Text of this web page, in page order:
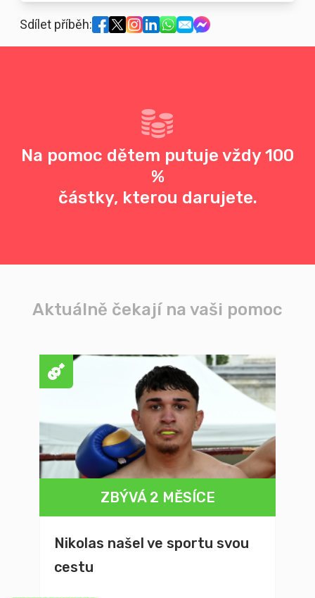
Sdílet příběh:
Na pomoc dětem putuje vždy 100
%
částky, kterou darujete.
Aktuálně čekají na vaši pomoc
ZBÝVÁ 2 MĚSÍCE
Nikolas našel ve sportu svou
cestu